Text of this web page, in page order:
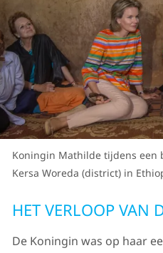
Koningin Mathilde tijdens een
Kersa Woreda (district) in
HET VERLOOP VAN
De Koningin was op haar